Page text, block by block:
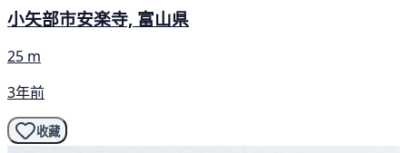
小矢部市安楽寺, 富山県
25 m
3年前
收藏